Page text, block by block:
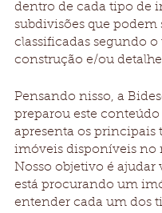
dentro de cada tipo de
subdivisões que podem
classificadas segundo o
construção e/ou
Pensando nisso, a
preparou este conteúdo
apresenta os principais
imóveis disponíveis no
Nosso objetivo é ajudar
está procurando um
entender cada um dos